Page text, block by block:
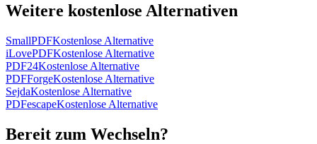
Weitere kostenlose Alternativen
SmallPDFKostenlose Alternative
iLovePDFKostenlose Alternative
PDF24Kostenlose Alternative
PDFForgeKostenlose Alternative
SejdaKostenlose Alternative
PDFescapeKostenlose Alternative
Bereit zum Wechseln?